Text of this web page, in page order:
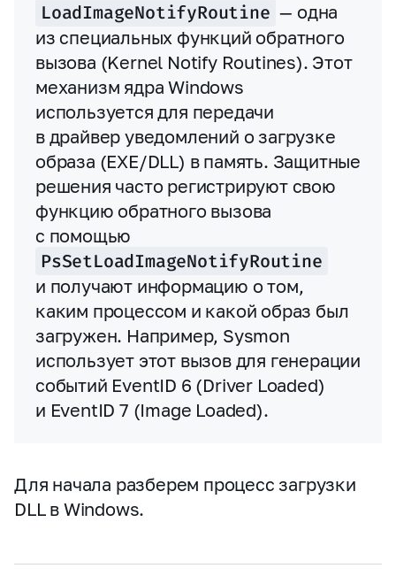
LoadImageNotifyRoutine — одна
из специальных функций обратного
вызова (Kernel Notify Routines). Этот
механизм ядра Windows
используется для передачи
в драйвер уведомлений о загрузке
образа (EXE/DLL) в память. Защитные
решения часто регистрируют свою
функцию обратного вызова
с помощью
PsSetLoadImageNotifyRoutine
и получают информацию о том,
каким процессом и какой образ был
загружен. Например, Sysmon
использует этот вызов для генерации
событий EventID 6 (Driver Loaded)
и EventID 7 (Image Loaded).
Для начала разберем процесс загрузки
DLL в Windows.